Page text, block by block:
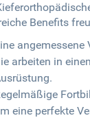
Benefits
arbeiten in
eine perfekte